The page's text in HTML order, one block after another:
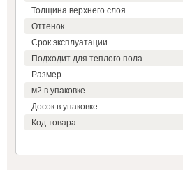
Толщина верхнего слоя
Оттенок
Срок эксплуатации
Подходит для теплого пола
Размер
м2 в упаковке
Досок в упаковке
Код товара